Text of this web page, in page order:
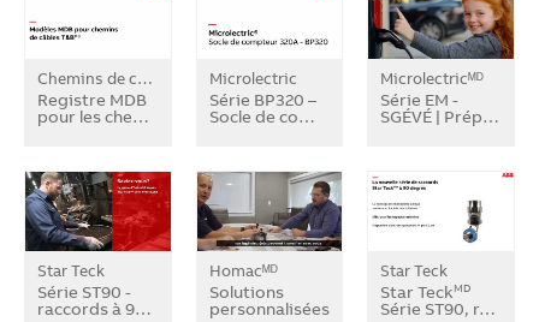
Chemins de câbles T&Bᴹᴰ
Registre MDB
pour les che…
Microlectric
Série BP320 –
Socle de co…
Microlectricᴹᴰ
Série EM -
SGÉVÉ | Prép…
Star Teck
Série ST90 -
raccords à 9…
Homacᴹᴰ
Solutions
personnalisées…
Star Teck
Star TeckMD
Série ST90, r…